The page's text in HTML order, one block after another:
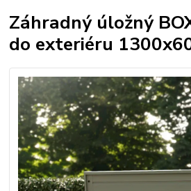
Záhradný úložný
do exteriéru